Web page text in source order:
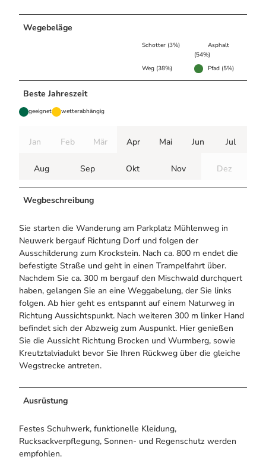
Wegebeläge
Schotter (3%)
Asphalt
(54%)
Weg (38%)
Pfad (5%)
Beste Jahreszeit
geeignet wetterabhängig
Jan Feb Mär Apr Mai Jun Jul
Aug Sep Okt Nov Dez
Wegbeschreibung
Sie starten die Wanderung am Parkplatz Mühlenweg in
Neuwerk bergauf Richtung Dorf und folgen der
Ausschilderung zum Krockstein. Nach ca. 800 m endet die
befestigte Straße und geht in einen Trampelfahrt über.
Nachdem Sie ca. 300 m bergauf den Mischwald durchquert
haben, gelangen Sie an eine Weggabelung, der Sie links
folgen. Ab hier geht es entspannt auf einem Naturweg in
Richtung Aussichtspunkt. Nach weiteren 300 m linker Hand
befindet sich der Abzweig zum Auspunkt. Hier genießen
Sie die Aussicht Richtung Brocken und Wurmberg, sowie
Kreutztalviadukt bevor Sie Ihren Rückweg über die gleiche
Wegstrecke antreten.
Ausrüstung
Festes Schuhwerk, funktionelle Kleidung,
Rucksackverpflegung, Sonnen- und Regenschutz werden
empfohlen.